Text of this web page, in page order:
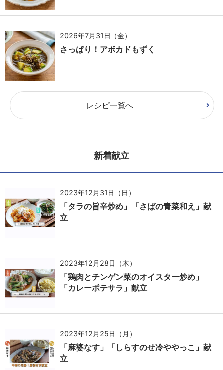
2026年7月31日（金）
さっぱり！アボカドもずく
レシピ一覧へ
新着献立
2023年12月31日（日）
「タラの旨辛炒め」「さばの青菜和え」献
立
2023年12月28日（木）
「鶏肉とチンゲン菜のオイスター炒め」
「カレーポテサラ」献立
2023年12月25日（月）
「麻婆なす」「しらすのせ冷ややっこ」献
立